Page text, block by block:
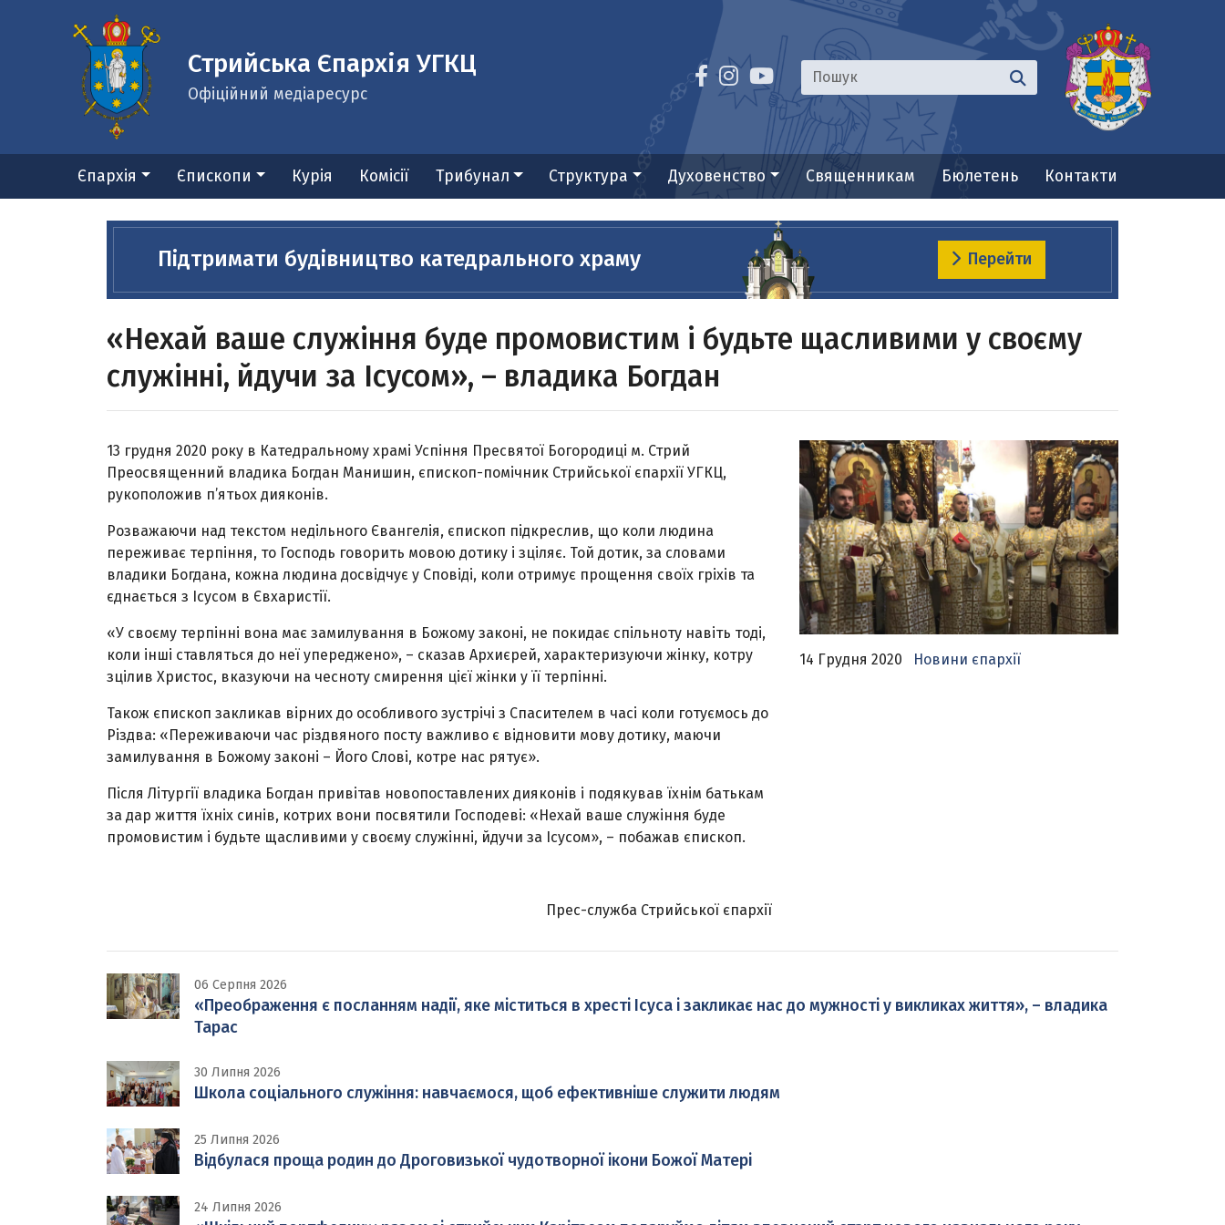
Стрийська Єпархія УГКЦ
Офіційний медіаресурс
Єпархія Єпископи Курія Комісії Трибунал Структура Духовенство Священникам Бюлетень Контакти
Підтримати будівництво катедрального храму Перейти
«Нехай ваше служіння буде промовистим і будьте щасливими у своєму
служінні, йдучи за Ісусом», – владика Богдан
14 Грудня 2020 Новини єпархії
13 грудня 2020 року в Катедральному храмі Успіння Пресвятої Богородиці м. Стрий
Преосвященний владика Богдан Манишин, єпископ-помічник Стрийської єпархії УГКЦ,
рукоположив п’ятьох дияконів.
Розважаючи над текстом недільного Євангелія, єпископ підкреслив, що коли людина
переживає терпіння, то Господь говорить мовою дотику і зціляє. Той дотик, за словами
владики Богдана, кожна людина досвідчує у Сповіді, коли отримує прощення своїх гріхів та
єднається з Ісусом в Євхаристії.
«У своєму терпінні вона має замилування в Божому законі, не покидає спільноту навіть тоді,
коли інші ставляться до неї упереджено», – сказав Архиєрей, характеризуючи жінку, котру
зцілив Христос, вказуючи на чесноту смирення цієї жінки у її терпінні.
Також єпископ закликав вірних до особливого зустрічі з Спасителем в часі коли готуємось до
Різдва: «Переживаючи час різдвяного посту важливо є відновити мову дотику, маючи
замилування в Божому законі – Його Слові, котре нас рятує».
Після Літургії владика Богдан привітав новопоставлених дияконів і подякував їхнім батькам
за дар життя їхніх синів, котрих вони посвятили Господеві: «Нехай ваше служіння буде
промовистим і будьте щасливими у своєму служінні, йдучи за Ісусом», – побажав єпископ.
Прес-служба Стрийської єпархії
06 Серпня 2026
«Преображення є посланням надії, яке міститься в хресті Ісуса і закликає нас до мужності у викликах життя», – владика
Тарас
30 Липня 2026
Школа соціального служіння: навчаємося, щоб ефективніше служити людям
25 Липня 2026
Відбулася проща родин до Дроговизької чудотворної ікони Божої Матері
24 Липня 2026